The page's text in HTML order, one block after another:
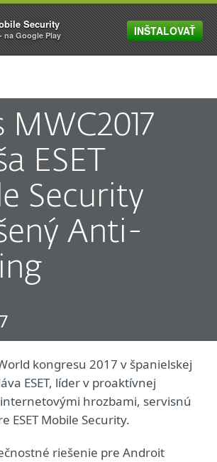
MENU
MWC2017
ESET
Security
Anti-
kongresu 2017 v španielskej
ESET, líder v proaktívnej
hrozbami, servisnú
ESET Mobile Security.
riešenie pre Androit
Security
na Google Play INŠTALOVAŤ